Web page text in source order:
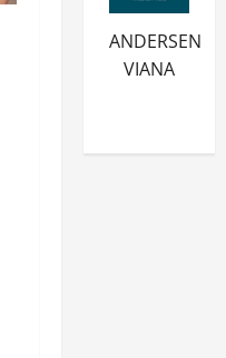
ANDERSEN
VIANA